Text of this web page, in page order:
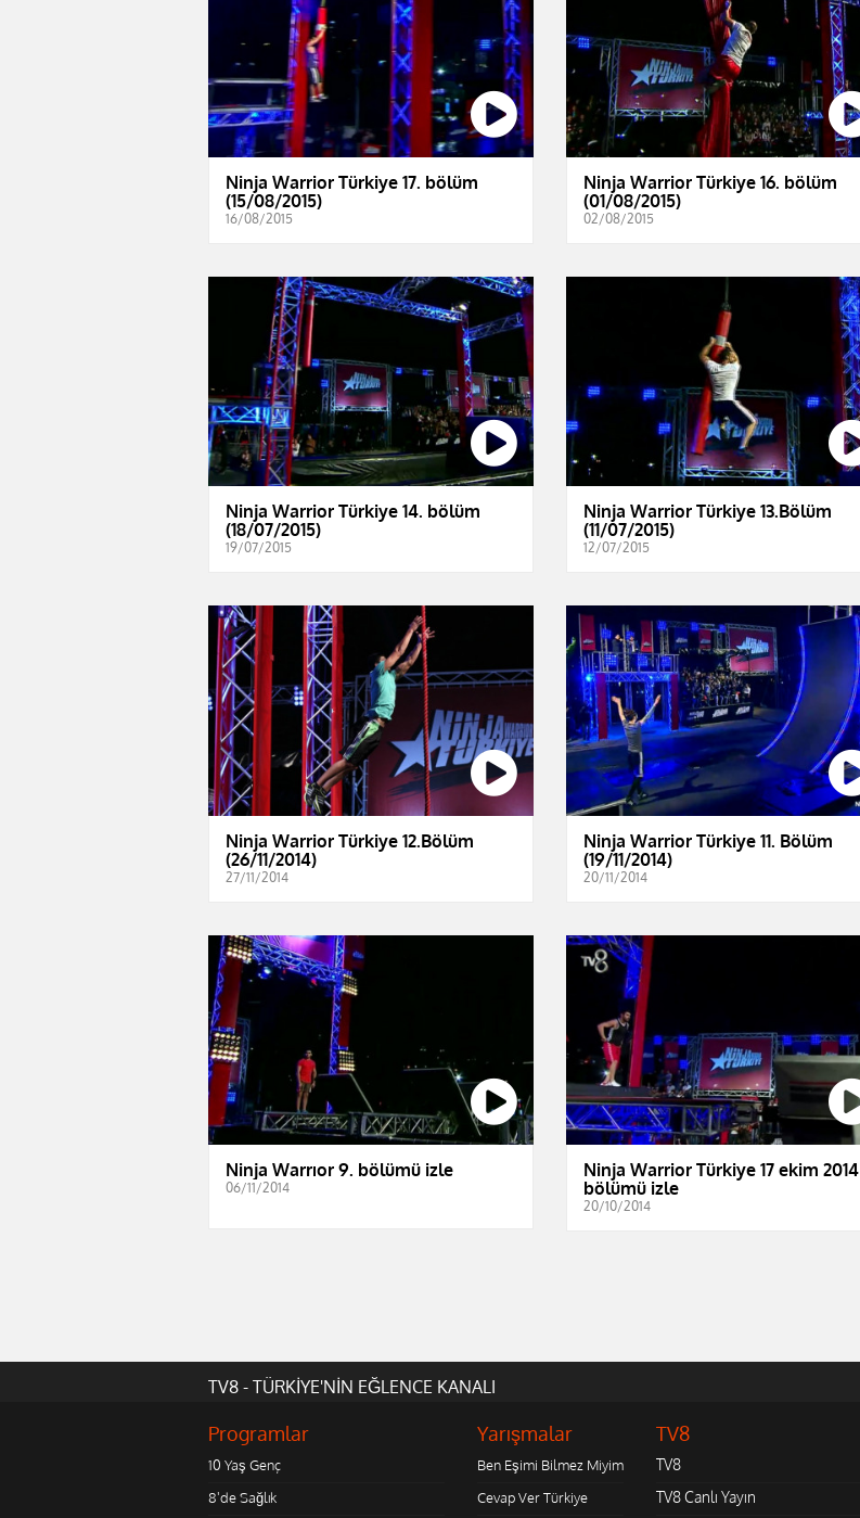
Ninja Warrior Türkiye 17. bölüm
(15/08/2015)
16/08/2015
Ninja Warrior Türkiye 16. bölüm
(01/08/2015)
02/08/2015
Ninja Warrior Türkiye 14. bölüm
(18/07/2015)
19/07/2015
Ninja Warrior Türkiye 13.Bölüm
(11/07/2015)
12/07/2015
Ninja Warrior Türkiye 12.Bölüm
(26/11/2014)
27/11/2014
Ninja Warrior Türkiye 11. Bölüm
(19/11/2014)
20/11/2014
Ninja Warrıor 9. bölümü izle
06/11/2014
Ninja Warrior Türkiye 17 ekim 2014
bölümü izle
20/10/2014
TV8 - TÜRKİYE'NİN EĞLENCE KANALI
Programlar
10 Yaş Genç
8'de Sağlık
Yarışmalar
Ben Eşimi Bilmez Miyim
Cevap Ver Türkiye
TV8
TV8
TV8 Canlı Yayın